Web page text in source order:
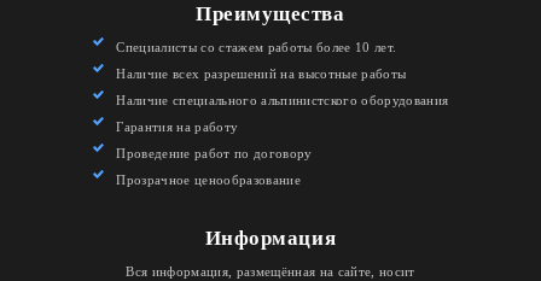
Преимущества
Специалисты со стажем работы более 10 лет.
Наличие всех разрешений на высотные работы
Наличие специального альпинистского оборудования
Гарантия на работу
Проведение работ по договору
Прозрачное ценообразование
Информация
Вся информация, размещённая на сайте, носит